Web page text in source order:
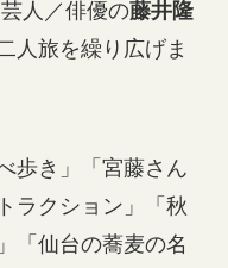
人／俳優の藤井隆
人旅を繰り広げま
歩き」「宮藤さん
ラクション」「秋
「仙台の蕎麦の名